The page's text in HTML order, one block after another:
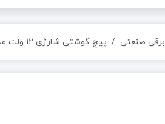
برقی صنعتی پیچ گوشتی شارژی 12 ولت مدل BTS12C-O آاگ AEG